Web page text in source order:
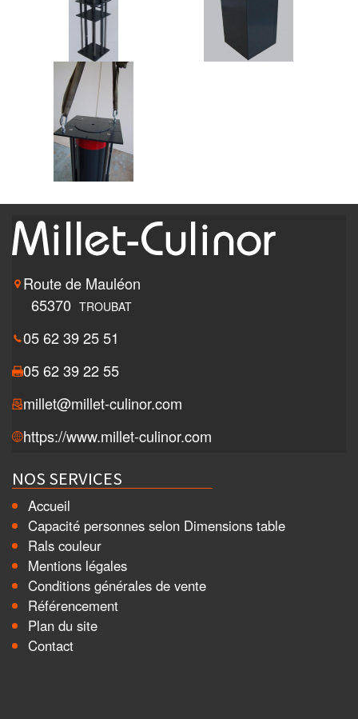
Route de Mauléon
65370 TROUBAT
05 62 39 25 51
05 62 39 22 55
millet@millet-culinor.com
https://www.millet-culinor.com
NOS SERVICES
Accueil
Capacité personnes selon Dimensions table
Rals couleur
Mentions légales
Conditions générales de vente
Référencement
Plan du site
Contact